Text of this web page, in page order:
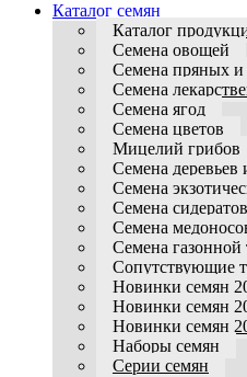
Каталог семян
Каталог
Семена овощей
Семена пряных и
Семена
Семена ягод
Семена цветов
Мицелий грибов
Семена деревьев
Семена
Семена сидератов
Семена
Семена газонной
Сопутствующие
Новинки семян
Новинки семян
Новинки семян
Наборы семян
Серии семян